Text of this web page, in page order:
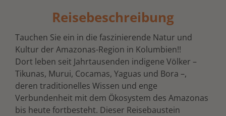
Reisebeschreibung
Tauchen Sie ein in die faszinierende Natur und
Kultur der Amazonas-Region in Kolumbien!!
Dort leben seit Jahrtausenden indigene Völker –
Tikunas, Murui, Cocamas, Yaguas und Bora –,
deren traditionelles Wissen und enge
Verbundenheit mit dem Ökosystem des Amazonas
bis heute fortbesteht. Dieser Reisebaustein